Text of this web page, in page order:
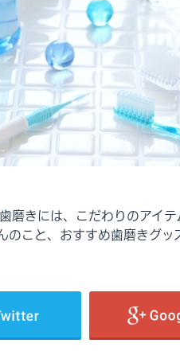
磨きには、こだわりのアイ
のこと、おすすめ歯磨きグ